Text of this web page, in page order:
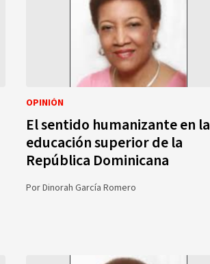
OPINIÓN
El sentido humanizante en la
educación superior de la
República Dominicana
PorDinorah García Romero